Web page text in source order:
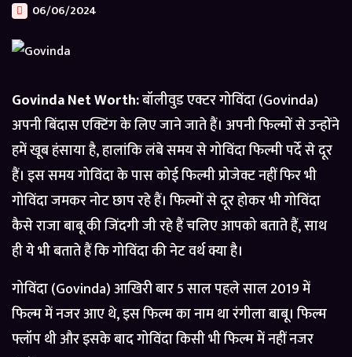
06/06/2024
Govinda Net Worth:बॉलीवुड एक्टर गोविंदा (Govinda)
अपनी बिंदास एक्टिंग के लिए जाने जाते हैं। अपनी फिल्मों से उन्होंने
हमें खूब हंसाया है, हालांकि लंबे समय से गोविंदा फिल्मी पर्दे से दूर
हैं। इस समय गोविंदा के पास कोई फिल्मी प्रोजेक्ट नहीं फिर भी
गोविंदा जमकर नोट छाप रहे हैं। फिल्मों से दूर होकर भी गोविंदा
कैसे राजा बाबू की जिंदगी जी रहे हैं चलिए आपको बताते हैं, साथ
ही ये भी बताते हैं कि गोविंदा की नेट वर्थ क्या है।
गोविंदा (Govinda) आखिरी बार 5 साल पहले साल 2019 में
फिल्म में नजर आए थे, इस फिल्म का नाम था रंगीला बाबू। फिल्म
फ्लॉप थी और इसके बाद गोविंदा किसी भी फिल्म में नहीं नजर